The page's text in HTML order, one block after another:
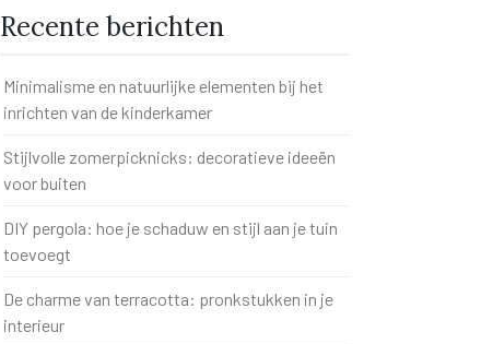
Recente berichten
Minimalisme en natuurlijke elementen bij het
inrichten van de kinderkamer
Stijlvolle zomerpicknicks: decoratieve ideeën
voor buiten
DIY pergola: hoe je schaduw en stijl aan je tuin
toevoegt
De charme van terracotta: pronkstukken in je
interieur